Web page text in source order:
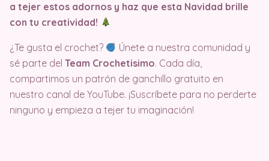
a tejer estos adornos y haz que esta Navidad brille
con tu creatividad!
¿Te gusta el crochet?
Únete a nuestra comunidad y
sé parte del Team Crochetisimo. Cada día,
compartimos un patrón de ganchillo gratuito en
nuestro canal de YouTube. ¡Suscríbete para no perderte
ninguno y empieza a tejer tu imaginación!